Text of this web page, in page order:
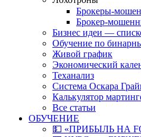
Брокеры-
Брокер-
Бизнес идеи —
Обучение по
Живой график
Экономический
Теханализ
Система Оскара
Калькулятор
Все статьи
ОБУЧЕНИЕ
💵 «ПРИБЫЛЬ НА